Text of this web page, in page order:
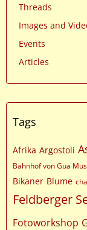
Threads
Images and
Events
Articles
Tags
Afrika Argostoli
Bahnhof von Gua
Bikaner Blume
Feldberger
Fotoworkshop